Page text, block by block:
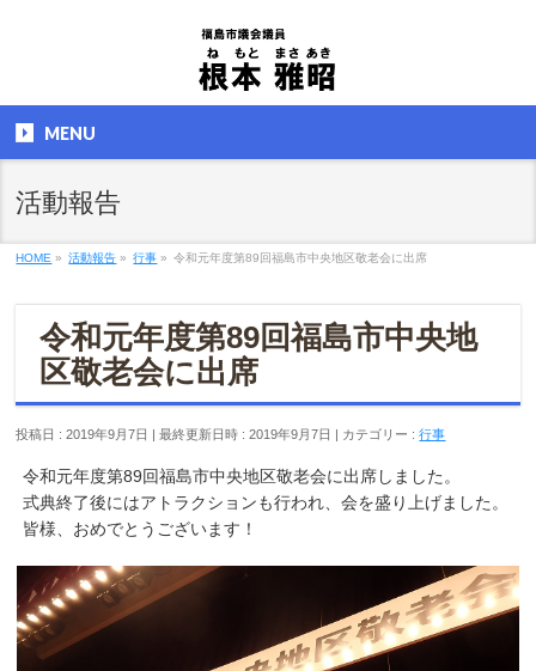
MENU
活動報告
HOME » 活動報告 » 行事 » 令和元年度第89回福島市中央地区敬老会に出席
令和元年度第89回福島市中央地
区敬老会に出席
投稿日 : 2019年9月7日 最終更新日時 : 2019年9月7日 カテゴリー :行事
令和元年度第89回福島市中央地区敬老会に出席しました。
式典終了後にはアトラクションも行われ、会を盛り上げました。
皆様、おめでとうございます！